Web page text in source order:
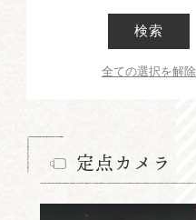
検索
全ての選択を解除
定点カメラ